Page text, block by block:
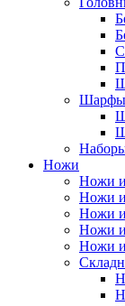
Шарфы
Ножи
Ножи
Ножи
Ножи
Ножи
Ножи